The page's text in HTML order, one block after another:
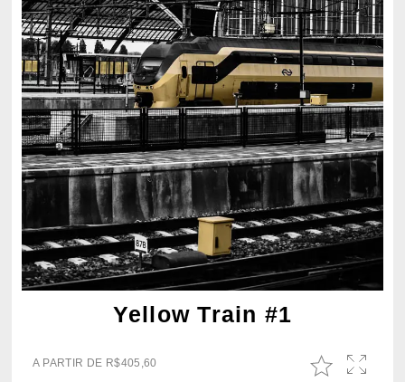
Yellow Train #1
A PARTIR DE R$405,60